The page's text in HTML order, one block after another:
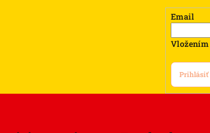
Email
Prihlásiť